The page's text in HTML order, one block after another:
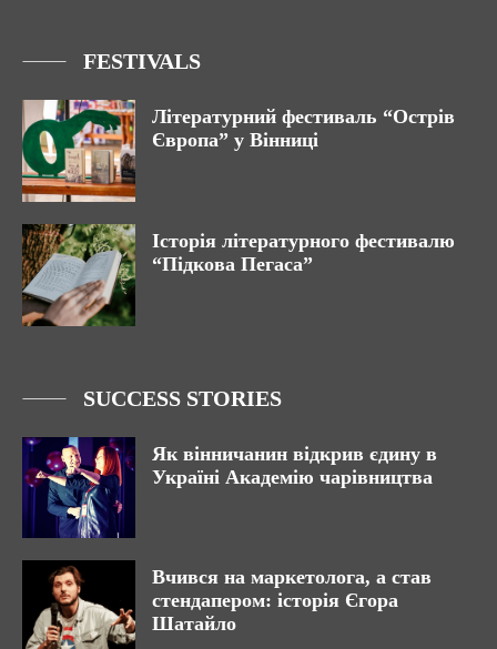
FESTIVALS
Літературний фестиваль “Острів
Європа” у Вінниці
Історія літературного фестивалю
“Підкова Пегаса”
SUCCESS STORIES
Як вінничанин відкрив єдину в
Україні Академію чарівництва
Вчився на маркетолога, а став
стендапером: історія Єгора
Шатайло